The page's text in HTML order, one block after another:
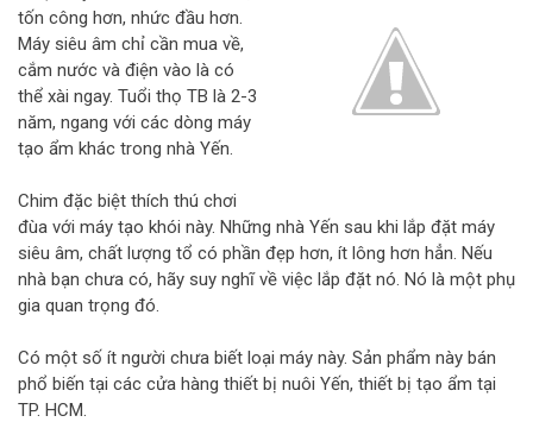
tốn công hơn, nhức đầu hơn.
Máy siêu âm chỉ cần mua về,
cắm nước và điện vào là có
thể xài ngay. Tuổi thọ TB là 2-3
năm, ngang với các dòng máy
tạo ẩm khác trong nhà Yến.
Chim đặc biệt thích thú chơi
đùa với máy tạo khói này. Những nhà Yến sau khi lắp đặt máy
siêu âm, chất lượng tổ có phần đẹp hơn, ít lông hơn hẳn. Nếu
nhà bạn chưa có, hãy suy nghĩ về việc lắp đặt nó. Nó là một phụ
gia quan trọng đó.
Có một số ít người chưa biết loại máy này. Sản phẩm này bán
phổ biến tại các cửa hàng thiết bị nuôi Yến, thiết bị tạo ẩm tại
TP. HCM.